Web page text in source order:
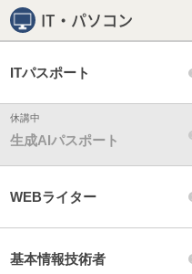
IT・パソコン
ITパスポート
生成AIパスポート
WEBライター
基本情報技術者